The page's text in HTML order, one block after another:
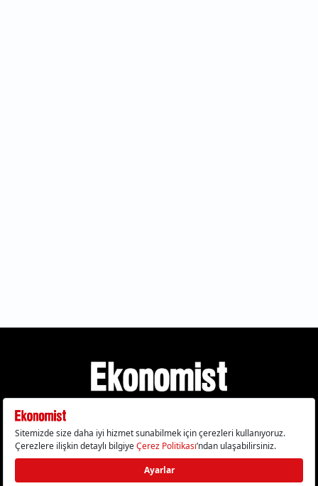
Gizlilik Politikası Çerez Politikası Çerezleri Sıfırla
KVKK Metni Künye İletişim